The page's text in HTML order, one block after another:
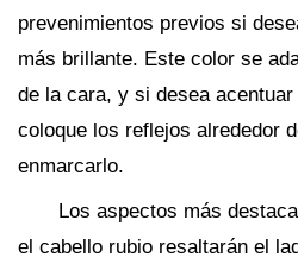
prevenimientos previos si
más brillante. Este color se
de la cara, y si desea
coloque los reflejos alrededor
enmarcarlo.
Los aspectos más
el cabello rubio resaltarán el